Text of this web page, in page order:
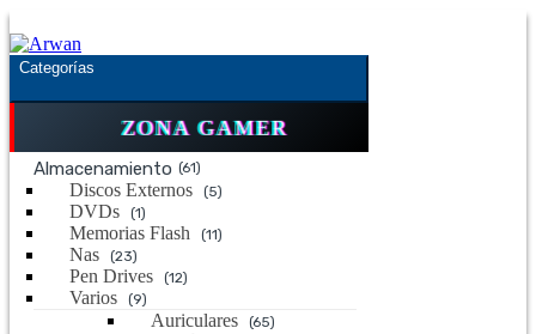
Saltar
a
la
navegación
Saltar
al
contenido
Categorías
ZONA GAMER
Almacenamiento (61)
Discos Externos (5)
DVDs (1)
Memorias Flash (11)
Nas (23)
Pen Drives (12)
Varios (9)
Auriculares (65)